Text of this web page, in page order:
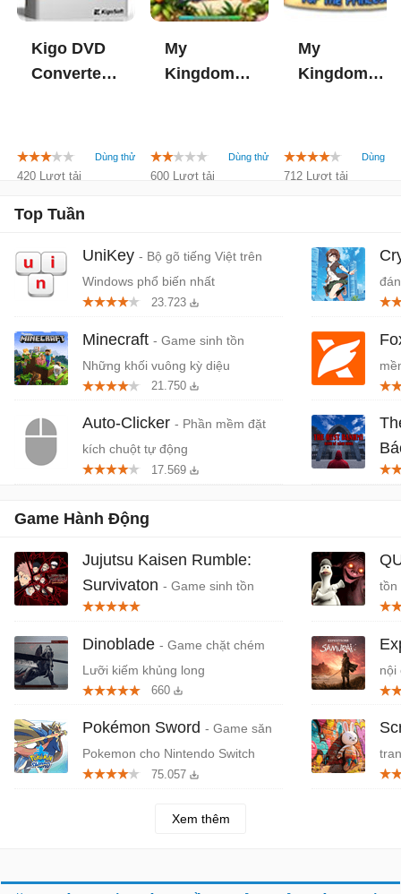
Kigo DVD
Converter
420 Lượt tải
My
Kingdom
600 Lượt tải
My
Kingdom
712 Lượt tải
Top Tuần
UniKey - Bộ gõ tiếng Việt trên
Windows phổ biến nhất
23.723
Minecraft - Game sinh tồn
Những khối vuông kỳ diệu
21.750
Auto-Clicker - Phần mềm đặt
kích chuột tự động
17.569
Game Hành Động
Jujutsu Kaisen Rumble:
Survivaton - Game sinh tồn
Jujutsu Kaisen x Vampire Survivors
Dinoblade - Game chặt chém
Lưỡi kiếm khủng long
660
Pokémon Sword - Game săn
Pokemon cho Nintendo Switch
75.057
tồn
nội
Xem thêm